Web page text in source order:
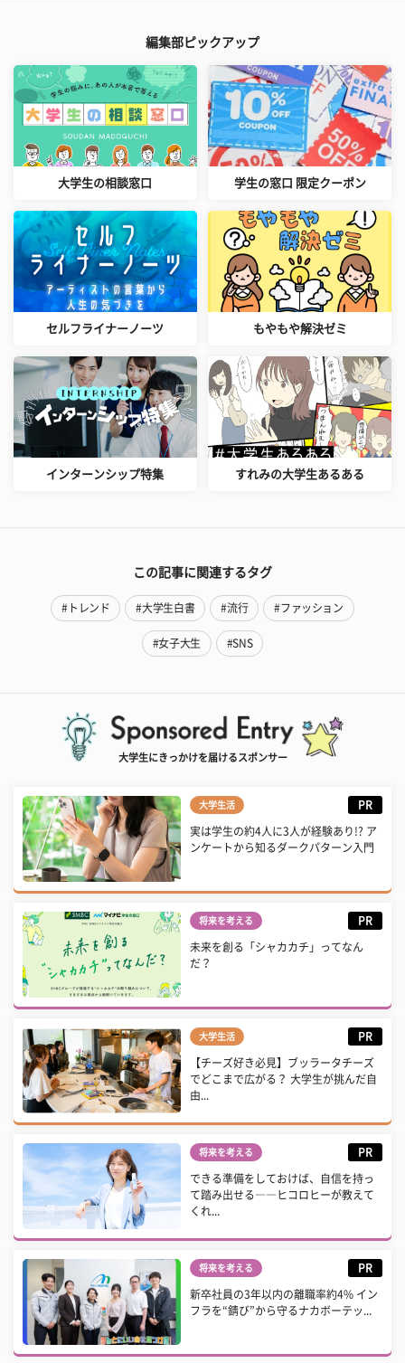
編集部ピックアップ
大学生の相談窓口 学生の窓口 限定クーポン
セルフライナーノーツ もやもや解決ゼミ
インターンシップ特集 すれみの大学生あるある
この記事に関連するタグ
#トレンド #大学生白書 #流行 #ファッション
#女子大生 #SNS
大学生にきっかけを届けるスポンサー
大学生活 PR
実は学生の約4人に3人が経験あり!? ア
ンケートから知るダークパターン入門
将来を考える PR
未来を創る「シャカカチ」ってなん
だ？
大学生活 PR
【チーズ好き必見】ブッラータチーズ
でどこまで広がる？ 大学生が挑んだ自
由...
将来を考える PR
できる準備をしておけば、自信を持っ
て踏み出せる――ヒコロヒーが教えて
くれ...
将来を考える PR
新卒社員の3年以内の離職率約4% イン
フラを“錆び”から守るナカボーテッ...